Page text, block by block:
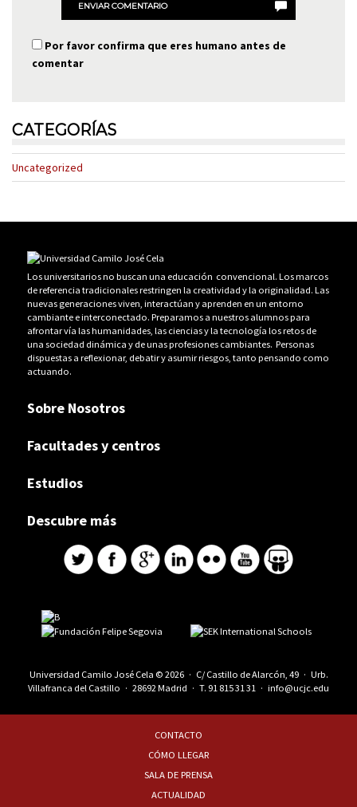
ENVIAR COMENTARIO
Por favor confirma que eres humano antes de
comentar
CATEGORÍAS
Uncategorized
Los universitarios no buscan una educación convencional. Los marcos
de referencia tradicionales restringen la creatividad y la originalidad. Las
nuevas generaciones viven, interactúan y aprenden en un entorno
cambiante e interconectado. Preparamos a nuestros alumnos para
afrontar vía las humanidades, las ciencias y la tecnología los retos de
una sociedad dinámica y de unas profesiones cambiantes. Personas
dispuestas a reflexionar, debatir y asumir riesgos, tanto pensando como
actuando.
Sobre Nosotros
Facultades y centros
Estudios
Descubre más
Universidad Camilo José Cela © 2026 · C/ Castillo de Alarcón, 49 · Urb.
Villafranca del Castillo · 28692 Madrid · T. 91 815 31 31 · info@ucjc.edu
CONTACTO
CÓMO LLEGAR
SALA DE PRENSA
ACTUALIDAD